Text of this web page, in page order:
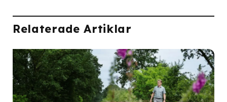
Relaterade Artiklar